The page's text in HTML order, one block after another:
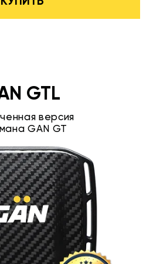
GTL
версия
GAN GT